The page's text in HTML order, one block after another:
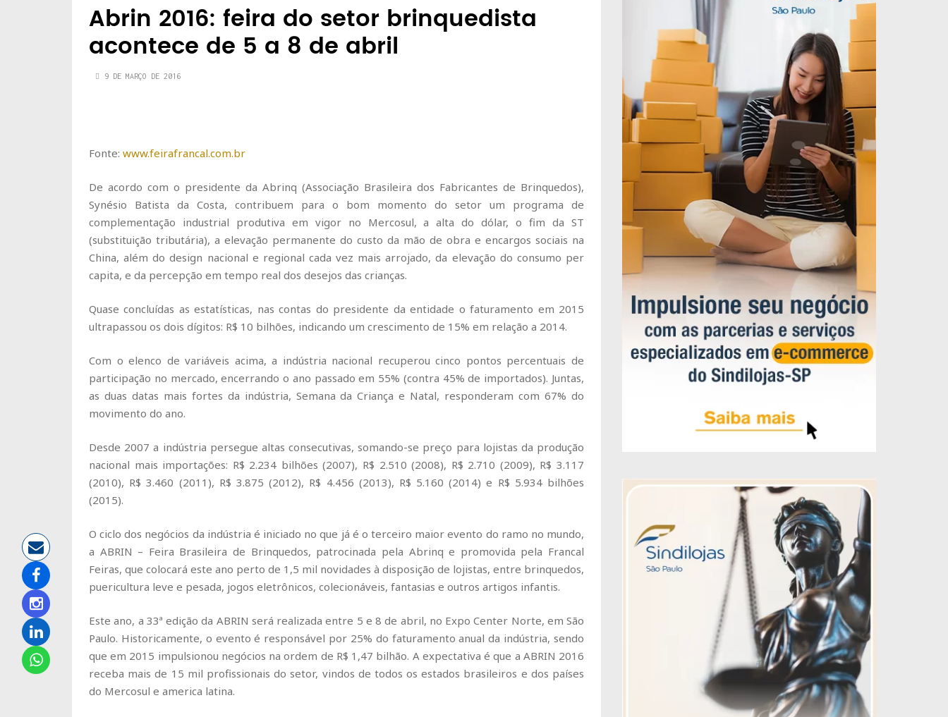
Abrin 2016: feira do setor brinquedista
acontece de 5 a 8 de abril
9 DE MARÇO DE 2016
Fonte: www.feirafrancal.com.br
De acordo com o presidente da Abrinq (Associação Brasileira dos Fabricantes de Brinquedos),
Synésio Batista da Costa, contribuem para o bom momento do setor um programa de
complementação industrial produtiva em vigor no Mercosul, a alta do dólar, o fim da ST
(substituição tributária), a elevação permanente do custo da mão de obra e encargos sociais na
China, além do design nacional e regional cada vez mais arrojado, da elevação do consumo per
capita, e da percepção em tempo real dos desejos das crianças.
Quase concluídas as estatísticas, nas contas do presidente da entidade o faturamento em 2015
ultrapassou os dois dígitos: R$ 10 bilhões, indicando um crescimento de 15% em relação a 2014.
Com o elenco de variáveis acima, a indústria nacional recuperou cinco pontos percentuais de
participação no mercado, encerrando o ano passado em 55% (contra 45% de importados). Juntas,
as duas datas mais fortes da indústria, Semana da Criança e Natal, responderam com 67% do
movimento do ano.
Desde 2007 a indústria persegue altas consecutivas, somando-se preço para lojistas da produção
nacional mais importações: R$ 2.234 bilhões (2007), R$ 2.510 (2008), R$ 2.710 (2009), R$ 3.117
(2010), R$ 3.460 (2011), R$ 3.875 (2012), R$ 4.456 (2013), R$ 5.160 (2014) e R$ 5.934 bilhões
(2015).
O ciclo dos negócios da indústria é iniciado no que já é o terceiro maior evento do ramo no mundo,
a ABRIN – Feira Brasileira de Brinquedos, patrocinada pela Abrinq e promovida pela Francal
Feiras, que colocará este ano perto de 1,5 mil novidades à disposição de lojistas, entre brinquedos,
puericultura leve e pesada, jogos eletrônicos, colecionáveis, fantasias e outros artigos infantis.
Este ano, a 33ª edição da ABRIN será realizada entre 5 e 8 de abril, no Expo Center Norte, em São
Paulo. Historicamente, o evento é responsável por 25% do faturamento anual da indústria, sendo
que em 2015 impulsionou negócios na ordem de R$ 1,47 bilhão. A expectativa é que a ABRIN 2016
receba mais de 15 mil profissionais do setor, vindos de todos os estados brasileiros e dos países
do Mercosul e america latina.